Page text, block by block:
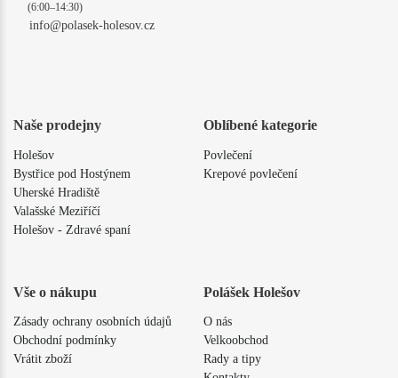
(6:00–14:30)
info@polasek-holesov.cz
Naše prodejny
Holešov
Bystřice pod Hostýnem
Uherské Hradiště
Valašské Meziříčí
Holešov - Zdravé spaní
Oblíbené kategorie
Povlečení
Krepové povlečení
Vše o nákupu
Zásady ochrany osobních údajů
Obchodní podmínky
Vrátit zboží
Polášek Holešov
O nás
Velkoobchod
Rady a tipy